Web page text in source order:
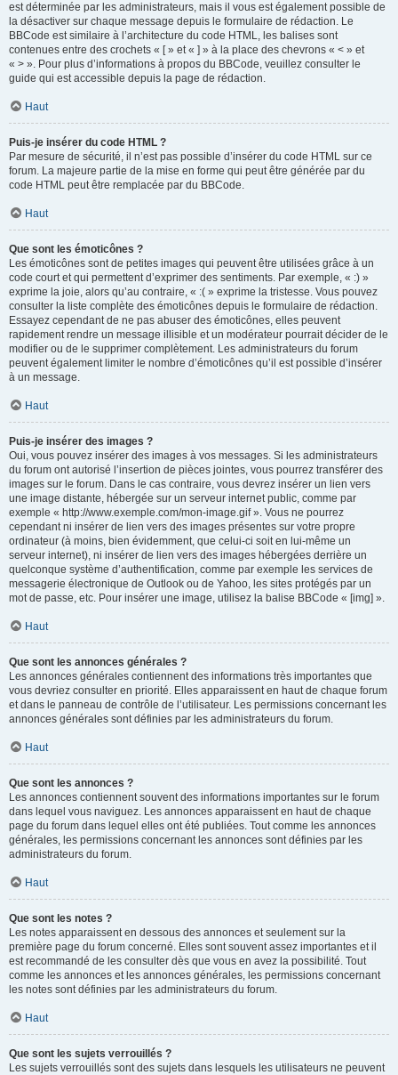
est déterminée par les administrateurs, mais il vous est également possible de
la désactiver sur chaque message depuis le formulaire de rédaction. Le
BBCode est similaire à l’architecture du code HTML, les balises sont
contenues entre des crochets « [ » et « ] » à la place des chevrons « < » et
« > ». Pour plus d’informations à propos du BBCode, veuillez consulter le
guide qui est accessible depuis la page de rédaction.
Haut
Puis-je insérer du code HTML ?
Par mesure de sécurité, il n’est pas possible d’insérer du code HTML sur ce
forum. La majeure partie de la mise en forme qui peut être générée par du
code HTML peut être remplacée par du BBCode.
Haut
Que sont les émoticônes ?
Les émoticônes sont de petites images qui peuvent être utilisées grâce à un
code court et qui permettent d’exprimer des sentiments. Par exemple, « :) »
exprime la joie, alors qu’au contraire, « :( » exprime la tristesse. Vous pouvez
consulter la liste complète des émoticônes depuis le formulaire de rédaction.
Essayez cependant de ne pas abuser des émoticônes, elles peuvent
rapidement rendre un message illisible et un modérateur pourrait décider de le
modifier ou de le supprimer complètement. Les administrateurs du forum
peuvent également limiter le nombre d’émoticônes qu’il est possible d’insérer
à un message.
Haut
Puis-je insérer des images ?
Oui, vous pouvez insérer des images à vos messages. Si les administrateurs
du forum ont autorisé l’insertion de pièces jointes, vous pourrez transférer des
images sur le forum. Dans le cas contraire, vous devrez insérer un lien vers
une image distante, hébergée sur un serveur internet public, comme par
exemple « http://www.exemple.com/mon-image.gif ». Vous ne pourrez
cependant ni insérer de lien vers des images présentes sur votre propre
ordinateur (à moins, bien évidemment, que celui-ci soit en lui-même un
serveur internet), ni insérer de lien vers des images hébergées derrière un
quelconque système d’authentification, comme par exemple les services de
messagerie électronique de Outlook ou de Yahoo, les sites protégés par un
mot de passe, etc. Pour insérer une image, utilisez la balise BBCode « [img] ».
Haut
Que sont les annonces générales ?
Les annonces générales contiennent des informations très importantes que
vous devriez consulter en priorité. Elles apparaissent en haut de chaque forum
et dans le panneau de contrôle de l’utilisateur. Les permissions concernant les
annonces générales sont définies par les administrateurs du forum.
Haut
Que sont les annonces ?
Les annonces contiennent souvent des informations importantes sur le forum
dans lequel vous naviguez. Les annonces apparaissent en haut de chaque
page du forum dans lequel elles ont été publiées. Tout comme les annonces
générales, les permissions concernant les annonces sont définies par les
administrateurs du forum.
Haut
Que sont les notes ?
Les notes apparaissent en dessous des annonces et seulement sur la
première page du forum concerné. Elles sont souvent assez importantes et il
est recommandé de les consulter dès que vous en avez la possibilité. Tout
comme les annonces et les annonces générales, les permissions concernant
les notes sont définies par les administrateurs du forum.
Haut
Que sont les sujets verrouillés ?
Les sujets verrouillés sont des sujets dans lesquels les utilisateurs ne peuvent